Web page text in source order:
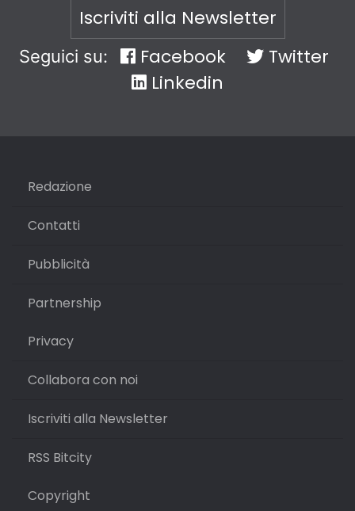
Iscriviti alla Newsletter
Seguici su: Facebook
Twitter
Linkedin
Redazione
Contatti
Pubblicità
Partnership
Privacy
Collabora con noi
Iscriviti alla Newsletter
RSS Bitcity
Copyright